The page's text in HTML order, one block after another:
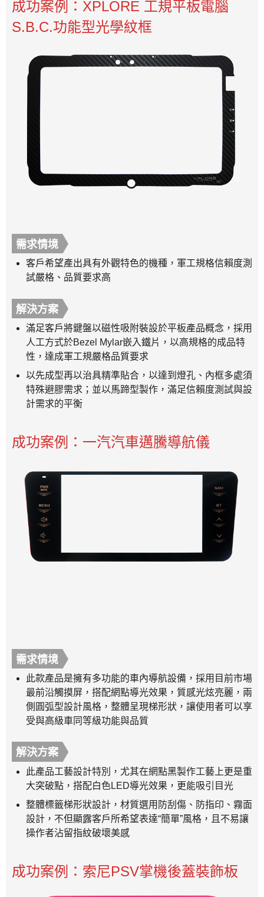
成功案例：XPLORE 工規平板電腦
S.B.C.功能型光學紋框
需求情境
客戶希望產出具有外觀特色的機種，軍工規格信賴度測
試嚴格、品質要求高
解決方案
滿足客戶將鍵盤以磁性吸附裝設於平板產品概念，採用
人工方式於Bezel Mylar嵌入鐵片，以高規格的成品特
性，達成軍工規嚴格品質要求
以先成型再以治具精準貼合，以達到燈孔、內框多處須
特殊避膠需求；並以馬蹄型製作，滿足信賴度測試與設
計需求的平衡
成功案例：一汽汽車邁騰導航儀
需求情境
此款產品是擁有多功能的車內導航設備，採用目前市場
最前沿觸摸屏，搭配網點導光效果，質感光炫亮麗，兩
側圓弧型設計風格，整體呈現梯形狀，讓使用者可以享
受與高級車同等級功能與品質
解決方案
此產品工藝設計特別，尤其在網點黑製作工藝上更是重
大突破點，搭配白色LED導光效果，更能吸引目光
整體標籤梯形狀設計，材質選用防刮傷、防指印、霧面
設計，不但顯露客戶所希望表達“簡單”風格，且不易讓
操作者沾留指紋破壞美感
成功案例：索尼PSV掌機後蓋裝飾板